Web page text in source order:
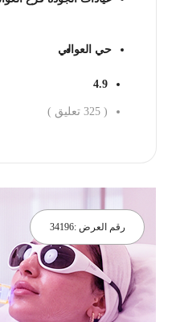
حي العوالي
تعليق )
رقم العرض :34196